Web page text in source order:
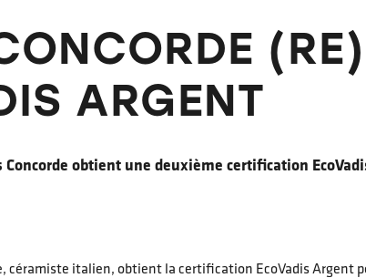
ARGENT
obtient une deuxième certification
céramiste italien, obtient la certification EcoVadis Argent